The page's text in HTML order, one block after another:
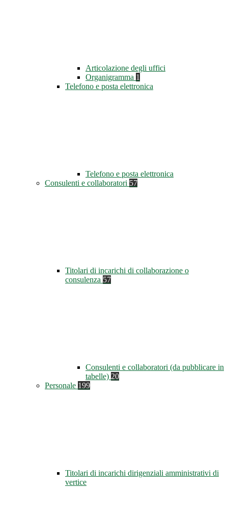
Articolazione degli uffici
Organigramma 1
Telefono e posta elettronica
Telefono e posta elettronica
Consulenti e collaboratori 57
Titolari di incarichi di collaborazione o
consulenza 57
Consulenti e collaboratori (da pubblicare in
tabelle) 20
Personale 199
Titolari di incarichi dirigenziali amministrativi di
vertice